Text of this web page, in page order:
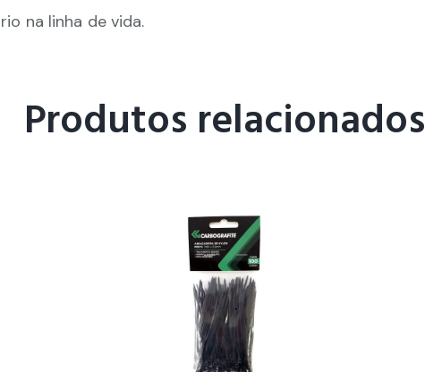
na linha de vida.
Produtos relacionados